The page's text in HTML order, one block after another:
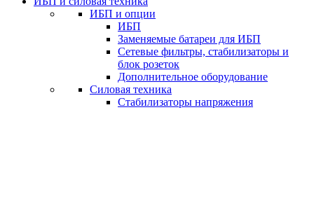
ИБП и опции
ИБП
Заменяемые батареи для ИБП
Сетевые фильтры, стабилизаторы и
блок розеток
Дополнительное оборудование
Силовая техника
Стабилизаторы напряжения